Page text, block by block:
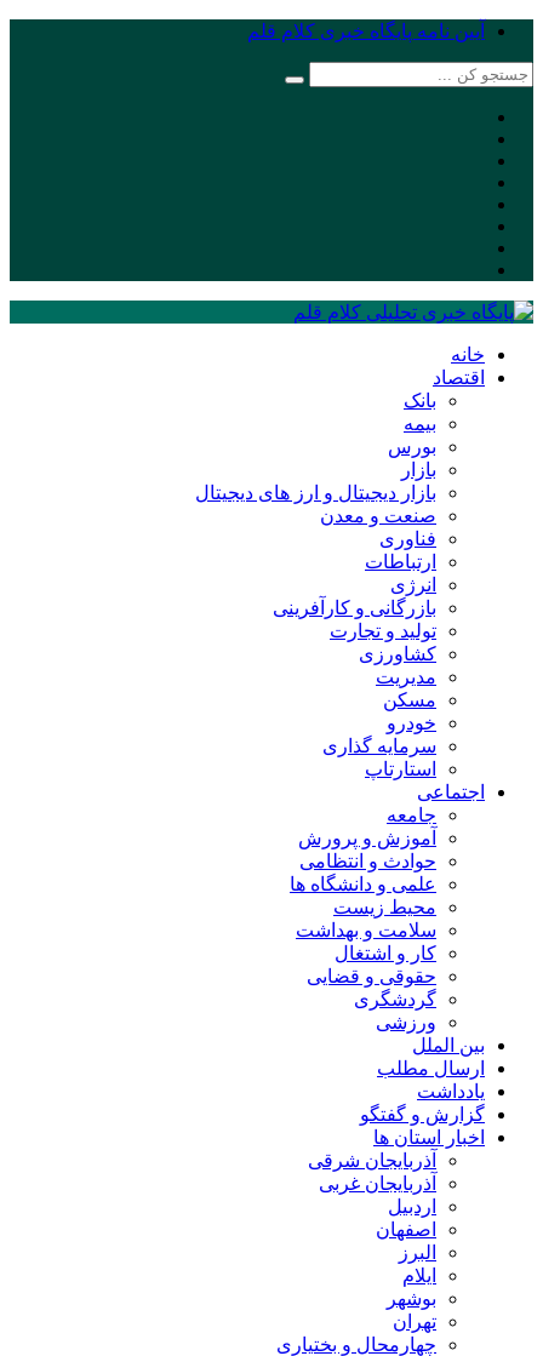
آیین نامه پایگاه خبری کلام قلم
خانه
اقتصاد
بانک
بیمه
بورس
بازار
بازار دیجیتال و ارز های دیجیتال
صنعت و معدن
فناوری
ارتباطات
انرژی
بازرگانی و کارآفرینی
تولید و تجارت
کشاورزی
مدیریت
مسکن
خودرو
سرمایه گذاری
استارتاپ
اجتماعی
جامعه
آموزش و پرورش
حوادث و انتظامی
علمی و دانشگاه ها
محیط زیست
سلامت و بهداشت
کار و اشتغال
حقوقی و قضایی
گردشگری
ورزشی
بین الملل
ارسال مطلب
یادداشت
گزارش و گفتگو
اخبار استان ها
آذربایجان شرقی
آذربایجان غربی
اردبیل
اصفهان
البرز
ایلام
بوشهر
تهران
چهارمحال و بختیاری